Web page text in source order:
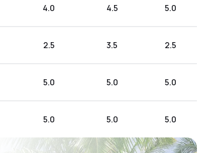
4.0 4.5 5.0
2.5 3.5 2.5
5.0 5.0 5.0
5.0 5.0 5.0